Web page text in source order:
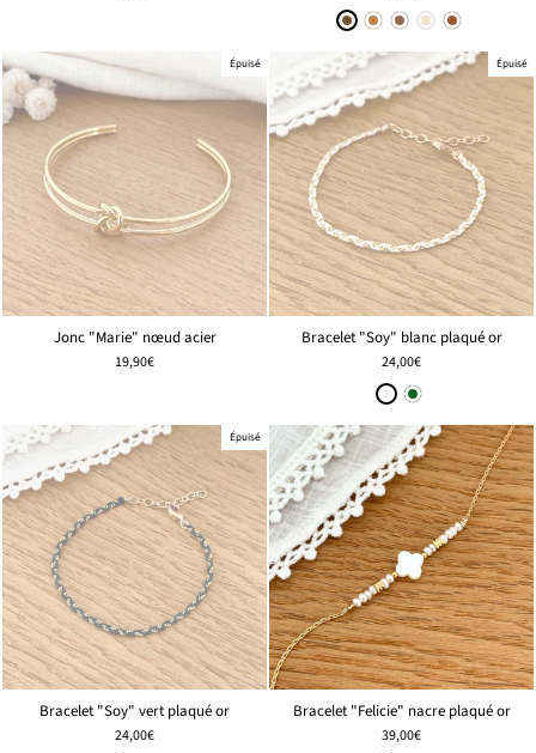
Épuisé
Jonc "Marie" nœud acier
19,90€
Épuisé
Bracelet "Soy" blanc plaqué or
24,00€
Épuisé
Bracelet "Soy" vert plaqué or
24,00€
Bracelet "Felicie" nacre plaqué or
39,00€